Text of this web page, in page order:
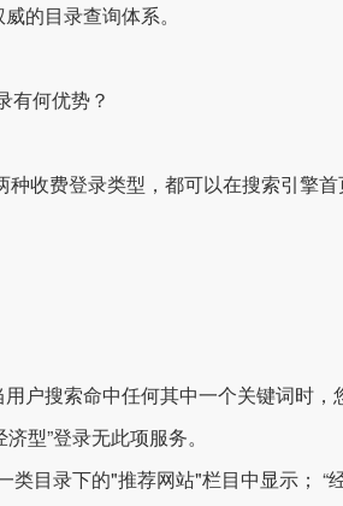
的目录查询体系。
有何优势？
收费登录类型，都可以在搜索引擎首
户搜索命中任何其中一个关键词时
型”登录无此项服务。
目录下的"推荐网站"栏目中显示； “